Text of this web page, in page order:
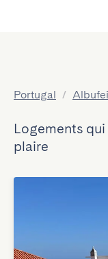
Portugal /
Logements
plaire